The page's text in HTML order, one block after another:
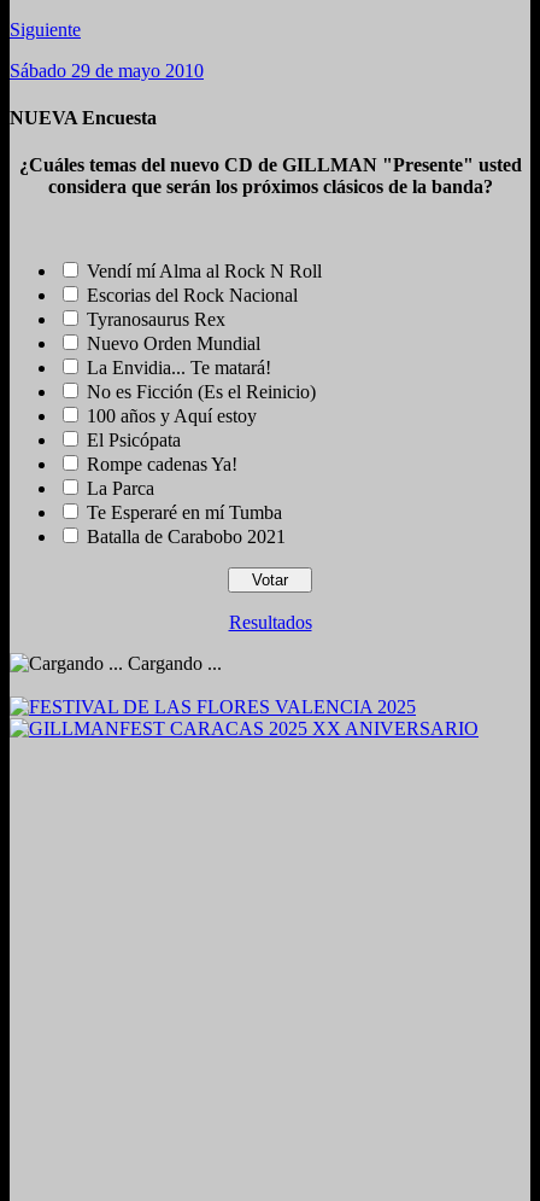
Siguiente
Sábado 29 de mayo 2010
NUEVA Encuesta
¿Cuáles temas del nuevo CD de GILLMAN "Presente" usted
considera que serán los próximos clásicos de la banda?
Vendí mí Alma al Rock N Roll
Escorias del Rock Nacional
Tyranosaurus Rex
Nuevo Orden Mundial
La Envidia... Te matará!
No es Ficción (Es el Reinicio)
100 años y Aquí estoy
El Psicópata
Rompe cadenas Ya!
La Parca
Te Esperaré en mí Tumba
Batalla de Carabobo 2021
Resultados
Cargando ...